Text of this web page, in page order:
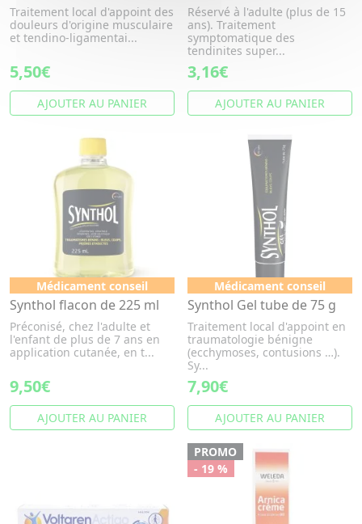
Traitement local d'appoint des
douleurs d'origine musculaire
et tendino-ligamentai...
5,50€
AJOUTER AU PANIER
Réservé à l'adulte (plus de 15
ans). Traitement
symptomatique des
tendinites super...
3,16€
AJOUTER AU PANIER
Médicament conseil
Synthol flacon de 225 ml
Préconisé, chez l'adulte et
l'enfant de plus de 7 ans en
application cutanée, en t...
9,50€
AJOUTER AU PANIER
Médicament conseil
Synthol Gel tube de 75 g
Traitement local d'appoint en
traumatologie bénigne
(ecchymoses, contusions …).
Sy...
7,90€
AJOUTER AU PANIER
PROMO
- 19 %